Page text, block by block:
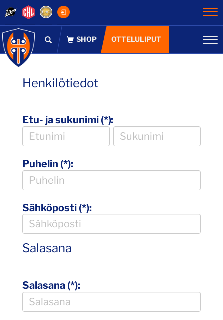
OTTELULIPUT
Henkilötiedot
Etu- ja sukunimi (*):
Puhelin (*):
Sähköposti (*):
Salasana
Salasana (*):